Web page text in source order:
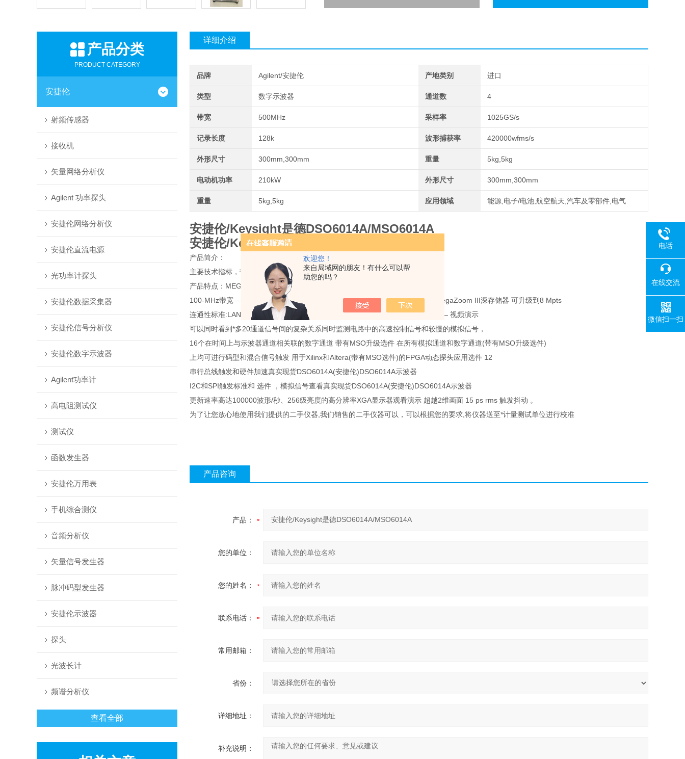
欢迎您！
来自局域网的朋友！有什么可以帮
助您的吗？
产品分类
PRODUCT CATEGORY
安捷伦
射频传感器
接收机
矢量网络分析仪
Agilent 功率探头
安捷伦网络分析仪
安捷伦直流电源
光功率计探头
安捷伦数据采集器
安捷伦信号分析仪
安捷伦数字示波器
Agilent功率计
高电阻测试仪
测试仪
函数发生器
安捷伦万用表
手机综合测仪
音频分析仪
矢量信号发生器
脉冲码型发生器
安捷伦示波器
探头
光波长计
频谱分析仪
查看全部
详细介绍
品牌 Agilent/安捷伦 产地类别 进口
类型 数字示波器 通道数 4
带宽 500MHz 采样率 1025GS/s
记录长度 128k 波形捕获率 420000wfms/s
外形尺寸 300mm,300mm 重量 5kg,5kg
电动机功率 210kW 外形尺寸 300mm,300mm
重量 5kg,5kg 应用领域 能源,电子/电池,航空航天,汽车及零部件,电气
安捷伦/Keysight是德DSO6014A/MSO6014A
安捷伦/Keysight是德DSO6014A/MSO6014A
产品简介：
主要技术指标，带宽100MHz采样率2GSa/s，4个示波器通道
产品特点：MEGA ZoomⅢ 反应*快的深存储器清晰的彩色显示快的波形更新率
100-MHz带宽――4个模拟通道(可升级到MSO)――2GSa/s采样率标配2 Mpts MegaZoom III深存储器 可升级到8 Mpts
连通性标准:LAN、USB、GPIB和XGA视频输出 查看6000系列示波器实践应用―― 视频演示
可以同时看到*多20通道信号间的复杂关系同时监测电路中的高速控制信号和较慢的模拟信号，
16个在时间上与示波器通道相关联的数字通道 带有MSO升级选件 在所有模拟通道和数字通道(带有MSO升级选件)
上均可进行码型和混合信号触发 用于Xilinx和Altera(带有MSO选件)的FPGA动态探头应用选件 12
串行总线触发和硬件加速真实现货DSO6014A(安捷伦)DSO6014A示波器
I2C和SPI触发标准和 选件 ，模拟信号查看真实现货DSO6014A(安捷伦)DSO6014A示波器
更新速率高达100000波形/秒、256级亮度的高分辨率XGA显示器观看演示 超越2维画面 15 ps rms 触发抖动 。
为了让您放心地使用我们提供的二手仪器,我们销售的二手仪器可以，可以根据您的要求,将仪器送至*计量测试单位进行校准
产品咨询
产品：
您的单位：
您的姓名：
联系电话：
常用邮箱：
省份：
详细地址：
补充说明：
电话
在线交流
微信扫一扫